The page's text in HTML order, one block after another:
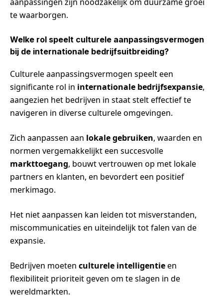
te waarborgen.
Welke rol speelt culturele aanpassingsvermogen
bij de internationale bedrijfsuitbreiding?
Culturele aanpassingsvermogen speelt een
significante rol in internationale bedrijfsexpansie,
aangezien het bedrijven in staat stelt effectief te
navigeren in diverse culturele omgevingen.
Zich aanpassen aan lokale gebruiken, waarden en
normen vergemakkelijkt een succesvolle
markttoegang, bouwt vertrouwen op met lokale
partners en klanten, en bevordert een positief
merkimago.
Het niet aanpassen kan leiden tot misverstanden,
miscommunicaties en uiteindelijk tot falen van de
expansie.
Bedrijven moeten culturele intelligentieen
flexibiliteit prioriteit geven om te slagen in de
wereldmarkten.